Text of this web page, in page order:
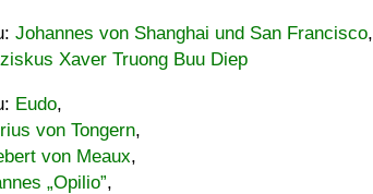
Johannes von Shanghai und San Francisco,
Xaver Truong Buu Diep
Eudo,
von Tongern,
von Meaux,
„Opilio”,